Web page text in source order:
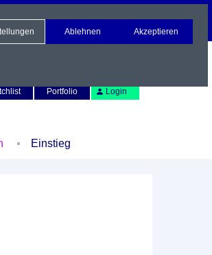
Portfolio Login
Einstieg
Ablehnen Akzeptieren